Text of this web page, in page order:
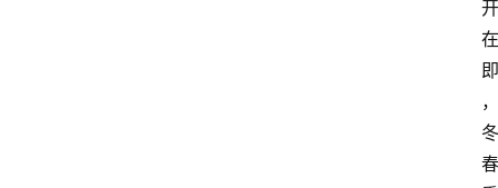
开
在
即
，
冬
春